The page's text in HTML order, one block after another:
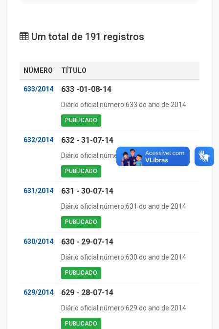
Um total de 191 registros
NÚMERO TÍTULO
633/2014 633 -01-08-14
Diário oficial número 633 do ano de 2014
PUBLICADO
632/2014 632 - 31-07-14
Diário oficial número 632 do ano de 2014
PUBLICADO
631/2014 631 - 30-07-14
Diário oficial número 631 do ano de 2014
PUBLICADO
630/2014 630 - 29-07-14
Diário oficial número 630 do ano de 2014
PUBLICADO
629/2014 629 - 28-07-14
Diário oficial número 629 do ano de 2014
PUBLICADO